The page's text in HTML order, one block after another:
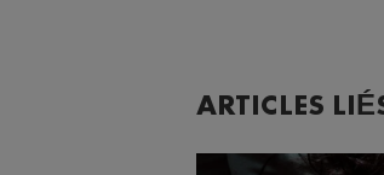
ARTICLES